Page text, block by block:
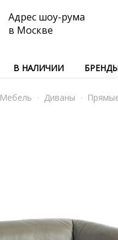
Адрес шоу-рума
в Москве
В НАЛИЧИИ
Мебель Диваны